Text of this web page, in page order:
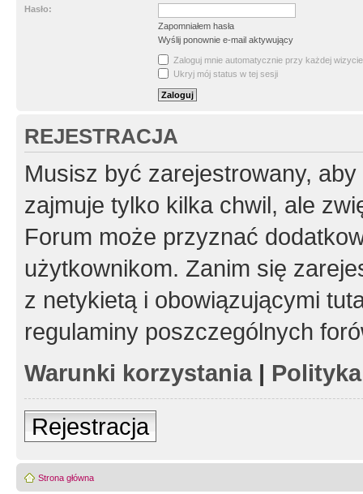
Hasło:
Zapomniałem hasła
Wyślij ponownie e-mail aktywujący
Zaloguj mnie automatycznie przy każdej wizycie
Ukryj mój status w tej sesji
REJESTRACJA
Musisz być zarejestrowany,
zajmuje tylko kilka chwil, ale
Forum może przyznać
użytkownikom. Zanim się
z netykietą i obowiązującymi
regulaminy poszczególnych
Warunki korzystania|
Rejestracja
Strona główna